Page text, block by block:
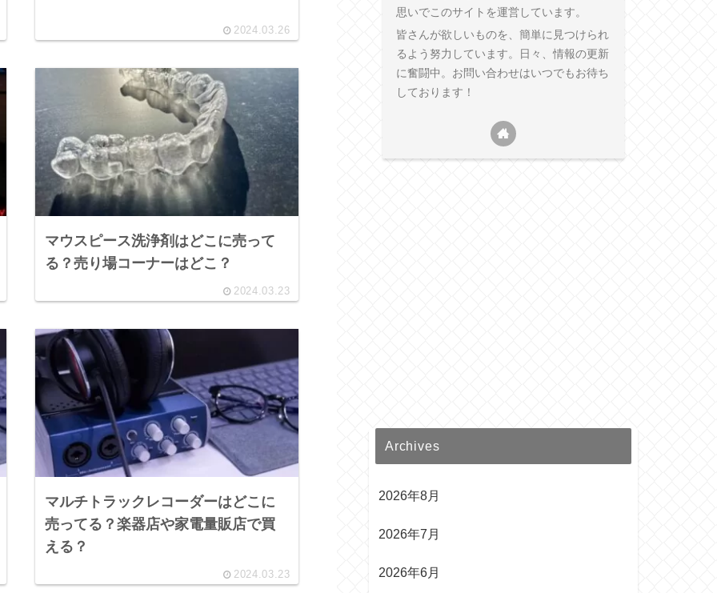
2024.03.26
マウスピース洗浄剤はどこに売って
る？売り場コーナーはどこ？
2024.03.23
マルチトラックレコーダーはどこに
売ってる？楽器店や家電量販店で買
える？
2024.03.23
思いでこのサイトを運営しています。
皆さんが欲しいものを、簡単に見つけられ
るよう努力しています。日々、情報の更新
に奮闘中。お問い合わせはいつでもお待ち
しております！
Archives
2026年8月
2026年7月
2026年6月